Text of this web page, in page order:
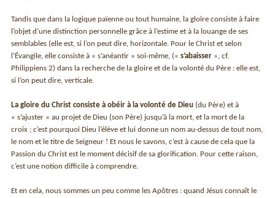
Tandis que dans la logique païenne ou tout humaine, la gloire consiste à faire
l’objet d’une distinction personnelle grâce à l’estime et à la louange de ses
semblables (elle est, si l’on peut dire, horizontale. Pour le Christ et selon
l’Évangile, elle consiste à « s’anéantir » soi-même, («s’abaisser », cf.
Philippiens 2) dans la recherche de la gloire et de la volonté du Père : elle est,
si l’on peut dire, verticale.
La gloire du Christ consiste à obéir à la volonté de Dieu (du Père) et à
« s’ajuster » au projet de Dieu (son Père) jusqu’à la mort, et la mort de la
croix ; c’est pourquoi Dieu l’élève et lui donne un nom au-dessus de tout nom,
le nom et le titre de Seigneur ! Et nous le savons, c’est à cause de cela que la
Passion du Christ est le moment décisif de sa glorification. Pour cette raison,
c’est une notion difficile à comprendre.
Et en cela, nous sommes un peu comme les Apôtres : quand Jésus connaît le